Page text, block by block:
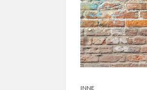
INNE